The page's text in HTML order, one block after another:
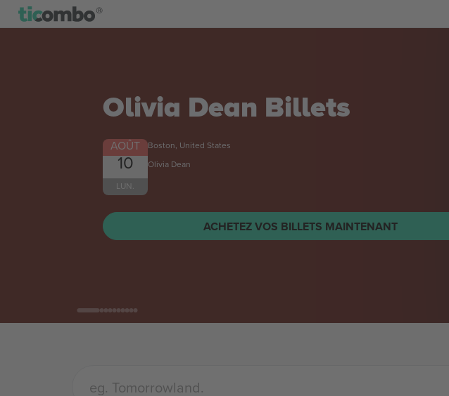
Dinamo Zagreb Champions
LeagueBillets
AOÛT
11
MAR.